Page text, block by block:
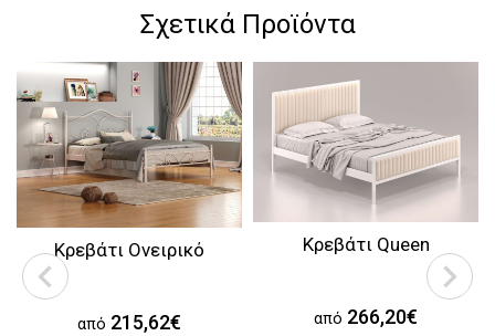
Σχετικά Προϊόντα
Κρεβάτι Ονειρικό
από 215,62€
Κρεβάτι Queen
από 266,20€